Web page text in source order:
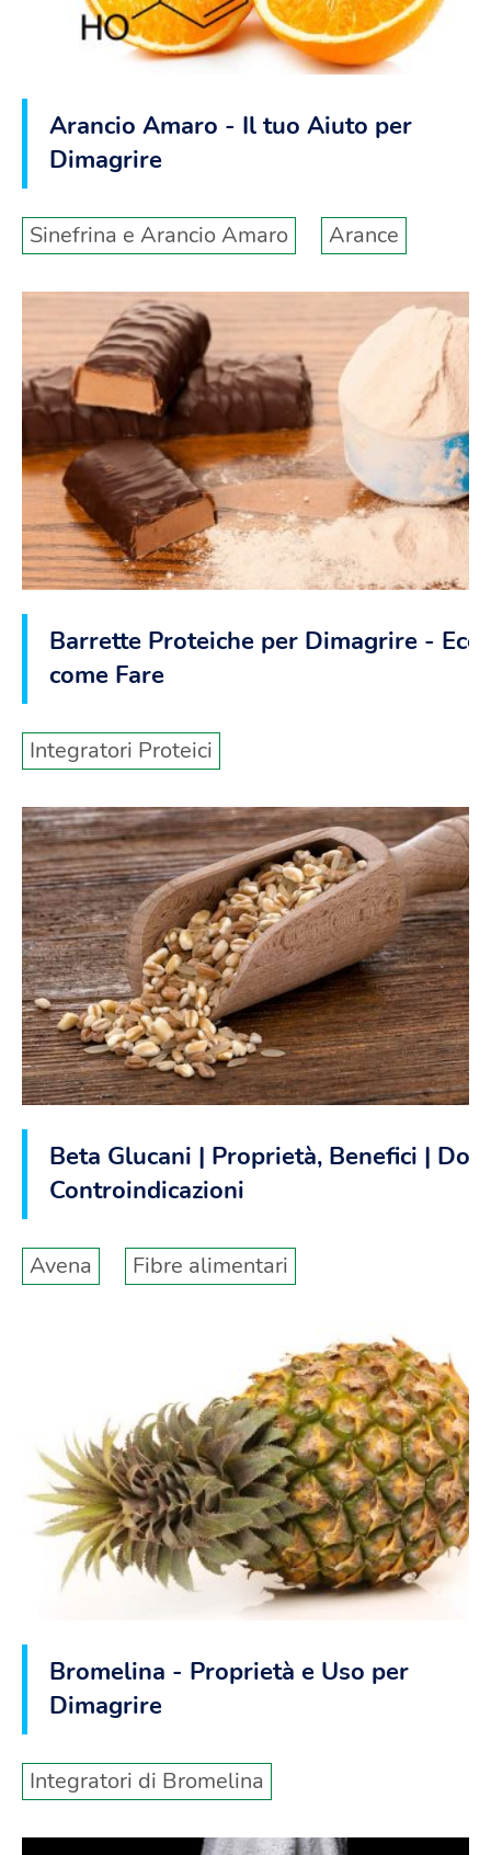
Arancio Amaro - Il tuo Aiuto per
Dimagrire
Sinefrina e Arancio Amaro Arance
Barrette Proteiche per Dimagrire -
come Fare
Integratori Proteici
Beta Glucani | Proprietà, Benefici |
Controindicazioni
Avena Fibre alimentari
Bromelina - Proprietà e Uso per
Dimagrire
Integratori di Bromelina